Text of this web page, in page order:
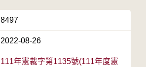
8497
2022-08-26
111年憲裁字第1135號(111年度憲